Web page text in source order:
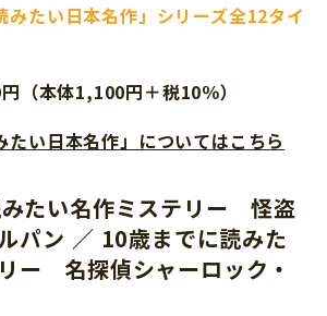
みたい日本名作」シリーズ全12タイ
（本体1,100円＋税10％）
たい日本名作」についてはこちら
たい名作ミステリー 怪盗
パン ／ 10歳までに読みた
ー 名探偵シャーロック・